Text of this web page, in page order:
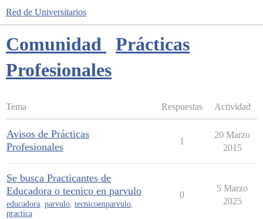
Red de Universitarios
Comunidad
Prácticas
Profesionales
Tema Respuestas Actividad
Avisos de Prácticas
Profesionales
1
20 Marzo
2015
Se busca Practicantes de
Educadora o tecnico en parvulo
educadora, parvulo, tecnicoenparvulo,
practica
0
5 Marzo
2025